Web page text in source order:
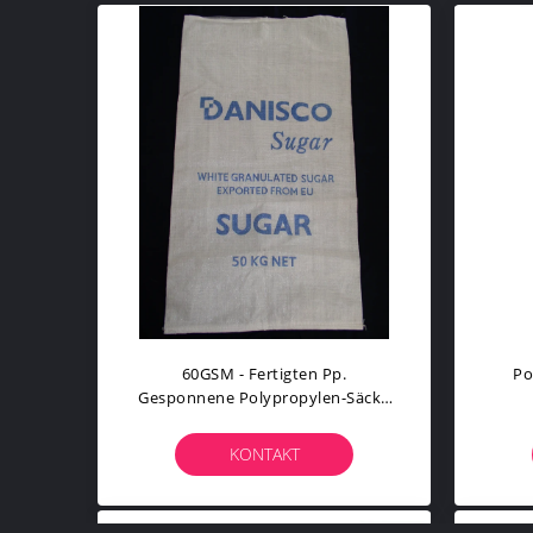
60GSM - Fertigten Pp.
Gesponnene Polypropylen-Säcke
Beständige Durchbohren
KONTAKT